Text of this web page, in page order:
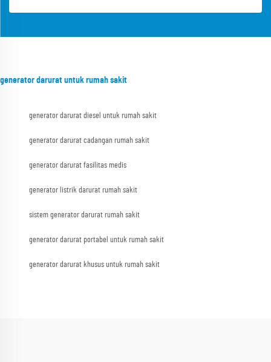
generator darurat untuk rumah sakit
generator darurat diesel untuk rumah sakit
generator darurat cadangan rumah sakit
generator darurat fasilitas medis
generator listrik darurat rumah sakit
sistem generator darurat rumah sakit
generator darurat portabel untuk rumah sakit
generator darurat khusus untuk rumah sakit